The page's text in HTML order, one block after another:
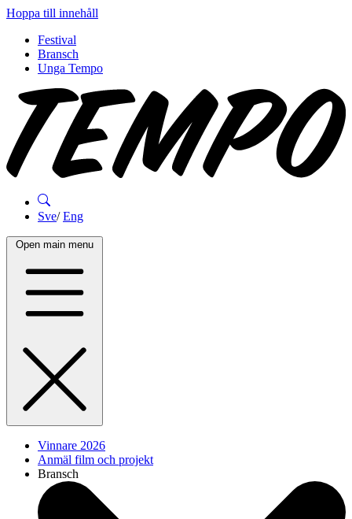
Hoppa till innehåll
Festival
Bransch
Unga Tempo
Sve/Eng
Open main menu
Vinnare 2026
Anmäl film och projekt
Bransch